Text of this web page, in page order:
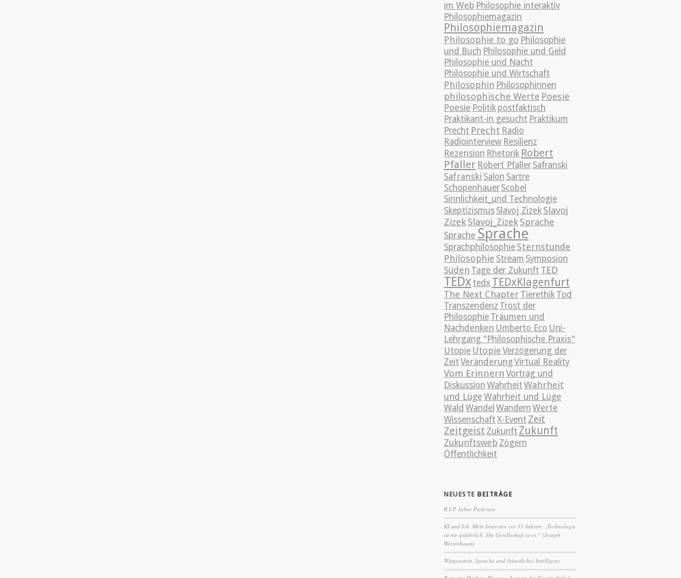
im Web Philosophie interaktiv
Philosophiemagazin
Philosophiemagazin
Philosophie to go Philosophie
und Buch Philosophie und Geld
Philosophie und Nacht
Philosophie und Wirtschaft
Philosophin Philosophinnen
philosophische Werte Poesie
Poesie Politik postfaktisch
Praktikant-in gesucht Praktikum
Precht Precht Radio
Radiointerview Resilienz
Rezension Rhetorik Robert
Pfaller Robert Pfaller Safranski
Safranski Salon Sartre
Schopenhauer Scobel
Sinnlichkeit_und Technologie
Skeptizismus Slavoj Zizek Slavoj
ZizekSlavoj_Zizek Sprache
Sprache Sprache
Sprachphilosophie Sternstunde
Philosophie Stream Symposion
Süden Tage der Zukunft TED
TEDx tedx TEDxKlagenfurt
The Next Chapter Tierethik Tod
Transzendenz Trost der
Philosophie Träumen und
Nachdenken Umberto Eco Uni-
Lehrgang "Philosophische Praxis"
Utopie Utopie Verzögerung der
Zeit VeränderungVirtual Reality
Vom Erinnern Vortrag und
Diskussion Wahrheit Wahrheit
und Lüge Wahrheit und Lüge
Wald Wandel Wandern Werte
Wissenschaft X-Event Zeit
Zeitgeist Zukunft Zukunft
Zukunftsweb Zögern
Öffentlichkeit
NEUESTE BEITRÄGE
R.I.P. lieber Professor.
KI und Ich. Mein Interview vor 35 Jahren: „Technologie
ist nie gefährlich. Die Gesellschaft ist es.“ (Joseph
Weizenbaum)
Wittgenstein, Sprache und (künstliche) Intelligenz